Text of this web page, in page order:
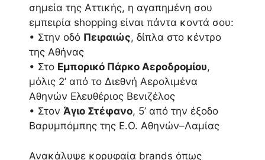
σημεία της Αττικής, η αγαπημένη σου
εμπειρία shopping είναι πάντα κοντά σου:
• Στην οδό Πειραιώς, δίπλα στο κέντρο
της Αθήνας
• Στο Εμπορικό Πάρκο Αεροδρομίου,
μόλις 2’ από το Διεθνή Αερολιμένα
Αθηνών Ελευθέριος Βενιζέλος
• Στον Άγιο Στέφανο, 5’ από την έξοδο
Βαρυμπόμπης της Ε.Ο. Αθηνών–Λαμίας
Ανακάλυψε κορυφαία brands όπως